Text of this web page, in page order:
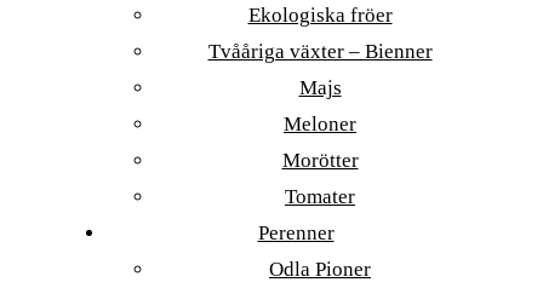
Ekologiska fröer
Tvååriga växter – Bienner
Majs
Meloner
Morötter
Tomater
Perenner
Odla Pioner